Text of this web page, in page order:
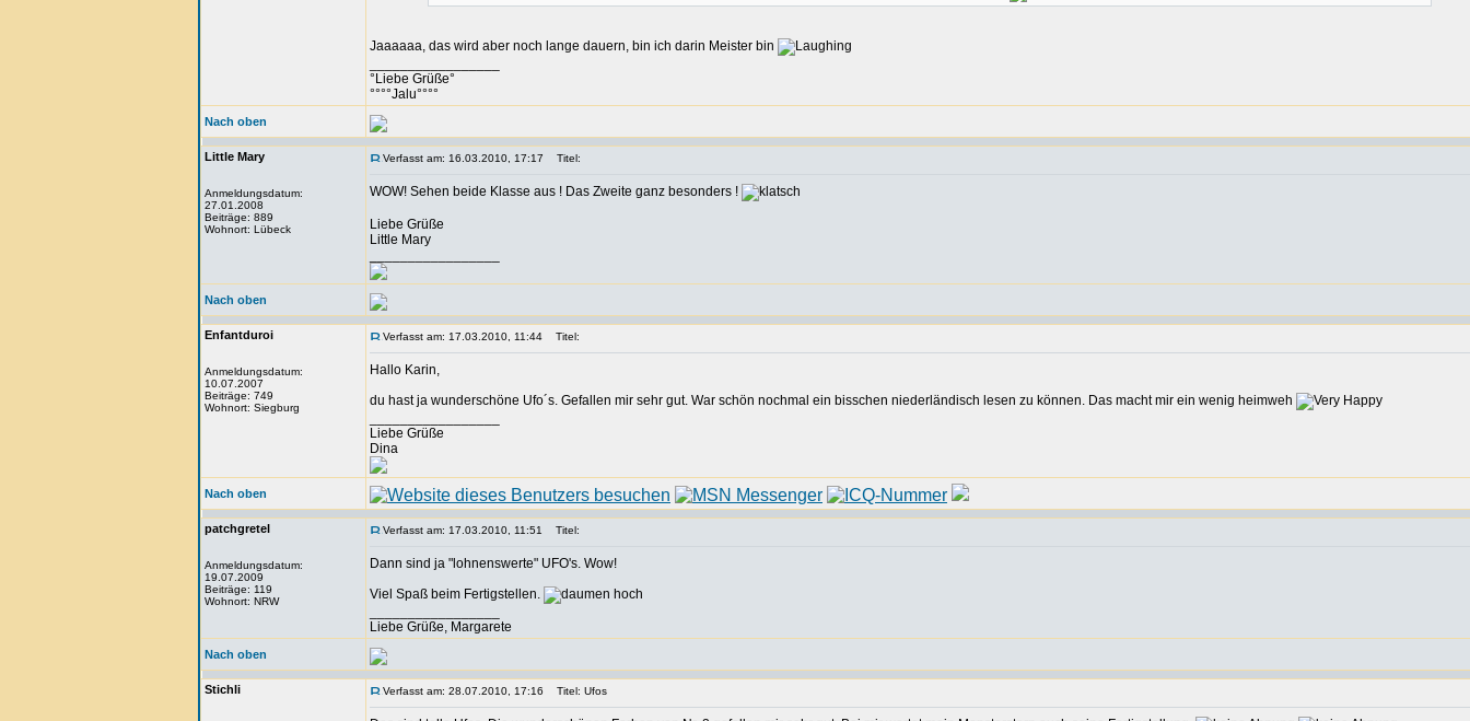
Jaaaaaa, das wird aber noch lange dauern, bin ich darin Meister bin
°Liebe Grüße°
°°°°Jalu°°°°
Nach oben
Little Mary
Anmeldungsdatum:
27.01.2008
Beiträge: 889
Wohnort: Lübeck
Verfasst am: 16.03.2010, 17:17 Titel:
WOW! Sehen beide Klasse aus ! Das Zweite ganz besonders !
Liebe Grüße
Little Mary
Nach oben
Enfantduroi
Anmeldungsdatum:
10.07.2007
Beiträge: 749
Wohnort: Siegburg
Verfasst am: 17.03.2010, 11:44 Titel:
Hallo Karin,
du hast ja wunderschöne Ufo´s. Gefallen mir sehr gut. War schön nochmal ein bisschen niederländisch lesen zu können. Das macht mir ein wenig heimweh
Liebe Grüße
Dina
Nach oben
patchgretel
Anmeldungsdatum:
19.07.2009
Beiträge: 119
Wohnort: NRW
Verfasst am: 17.03.2010, 11:51 Titel:
Dann sind ja "lohnenswerte" UFO's. Wow!
Viel Spaß beim Fertigstellen.
Liebe Grüße, Margarete
Nach oben
Stichli Verfasst am: 28.07.2010, 17:16 Titel: Ufos